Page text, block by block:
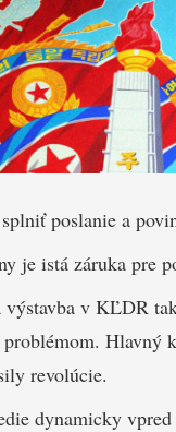
splniť poslanie a
je istá záruka pre
v KĽDR
problémom. Hlavný
revolúcie.
dynamicky